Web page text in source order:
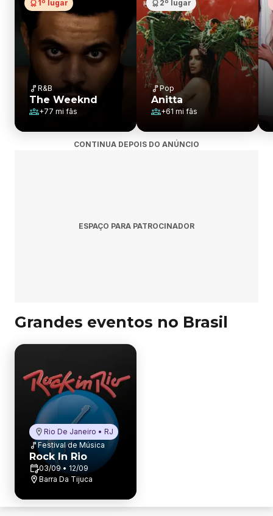
1º lugar
R&B
The Weeknd
+77 mi fãs
2º lugar
Pop
Anitta
+61 mi fãs
CONTINUA DEPOIS DO ANÚNCIO
ESPAÇO PARA PATROCINADOR
Grandes eventos no Brasil
Rio De Janeiro • RJ
Festival de Música
Rock In Rio
03/09 • 12/09
Barra Da Tijuca